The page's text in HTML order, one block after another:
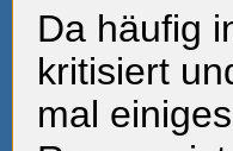
Da häufig
kritisiert
mal